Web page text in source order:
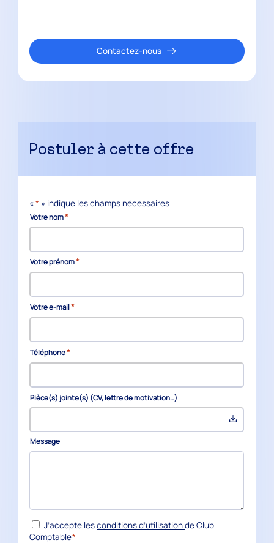
Contactez-nous
Postuler à cette offre
«* » indique les champs nécessaires
Votre nom*
Votre prénom*
Votre e-mail*
Téléphone*
Pièce(s) jointe(s) (CV, lettre de motivation…)
Message
RGPD*
J’accepte lesconditions d’utilisationde Club
Comptable*